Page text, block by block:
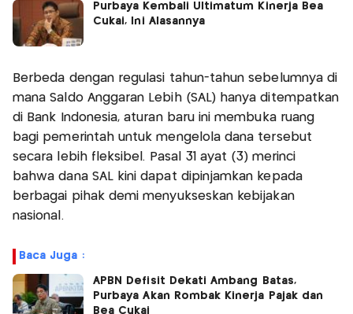
Purbaya Kembali Ultimatum Kinerja Bea
Cukai, Ini Alasannya
Berbeda dengan regulasi tahun-tahun sebelumnya di
mana Saldo Anggaran Lebih (SAL) hanya ditempatkan
di Bank Indonesia, aturan baru ini membuka ruang
bagi pemerintah untuk mengelola dana tersebut
secara lebih fleksibel. Pasal 31 ayat (3) merinci
bahwa dana SAL kini dapat dipinjamkan kepada
berbagai pihak demi menyukseskan kebijakan
nasional.
Baca Juga :
APBN Defisit Dekati Ambang Batas,
Purbaya Akan Rombak Kinerja Pajak dan
Bea Cukai